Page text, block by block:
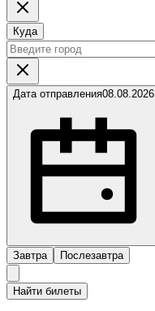
Куда
Дата отправления08.08.2026
Завтра Послезавтра
Найти билеты